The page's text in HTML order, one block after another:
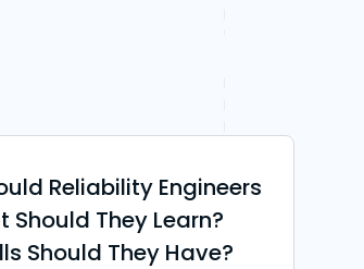
Reliability Engineers
Should They Learn?
Should They Have?